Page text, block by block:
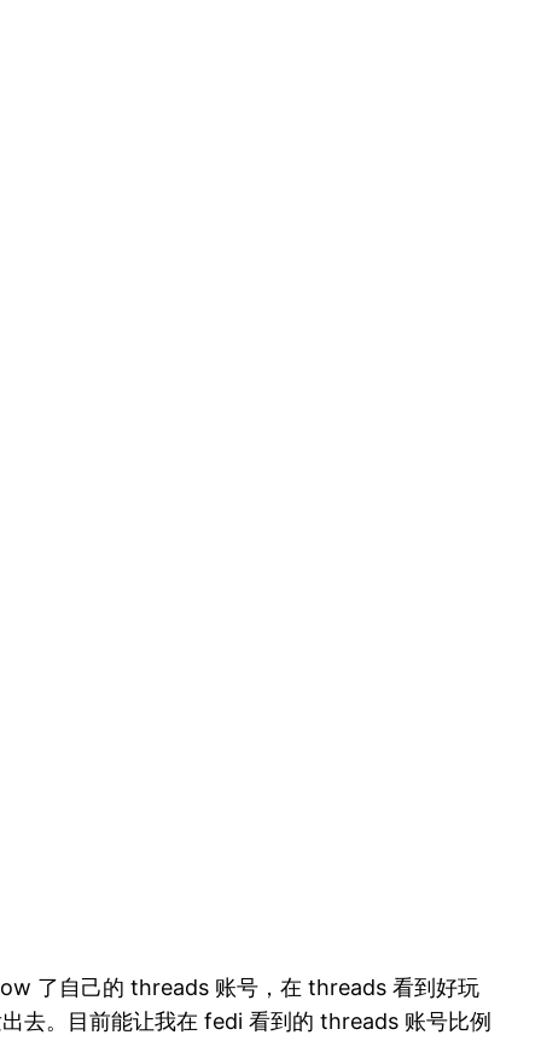
了自己的 threads 账号，在 threads 看到好玩
去。目前能让我在 fedi 看到的 threads 账号比例